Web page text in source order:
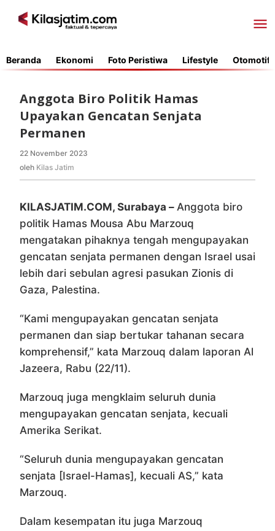
Beranda Ekonomi Foto Peristiwa Lifestyle Otomotif
Anggota Biro Politik Hamas
Upayakan Gencatan Senjata
Permanen
22 November 2023
oleh Kilas Jatim
KILASJATIM.COM, Surabaya – Anggota biro
politik Hamas Mousa Abu Marzouq
mengatakan pihaknya tengah mengupayakan
gencatan senjata permanen dengan Israel usai
lebih dari sebulan agresi pasukan Zionis di
Gaza, Palestina.
“Kami mengupayakan gencatan senjata
permanen dan siap bertukar tahanan secara
komprehensif,” kata Marzouq dalam laporan Al
Jazeera, Rabu (22/11).
Marzouq juga mengklaim seluruh dunia
mengupayakan gencatan senjata, kecuali
Amerika Serikat.
“Seluruh dunia mengupayakan gencatan
senjata [Israel-Hamas], kecuali AS,” kata
Marzouq.
Dalam kesempatan itu juga Marzouq